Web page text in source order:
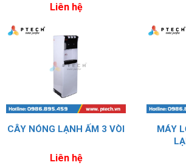
Liên hệ
CÂY NÓNG LẠNH ẤM 3 VÒI
Liên hệ
MÁY